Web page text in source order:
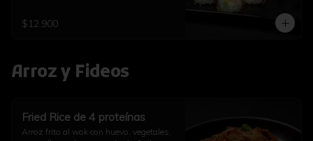
$12.900
Arroz y Fideos
Fried Rice de 4 proteínas
Arroz frito al wok con huevo, vegetales,